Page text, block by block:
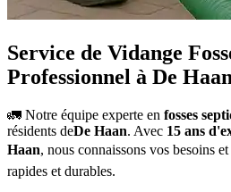
Service de Vidange
Professionnel à De Haan
🚛 Notre équipe experte en fosses
résidents deDe Haan. Avec 15 ans
Haan, nous connaissons vos besoins
rapides et durables.